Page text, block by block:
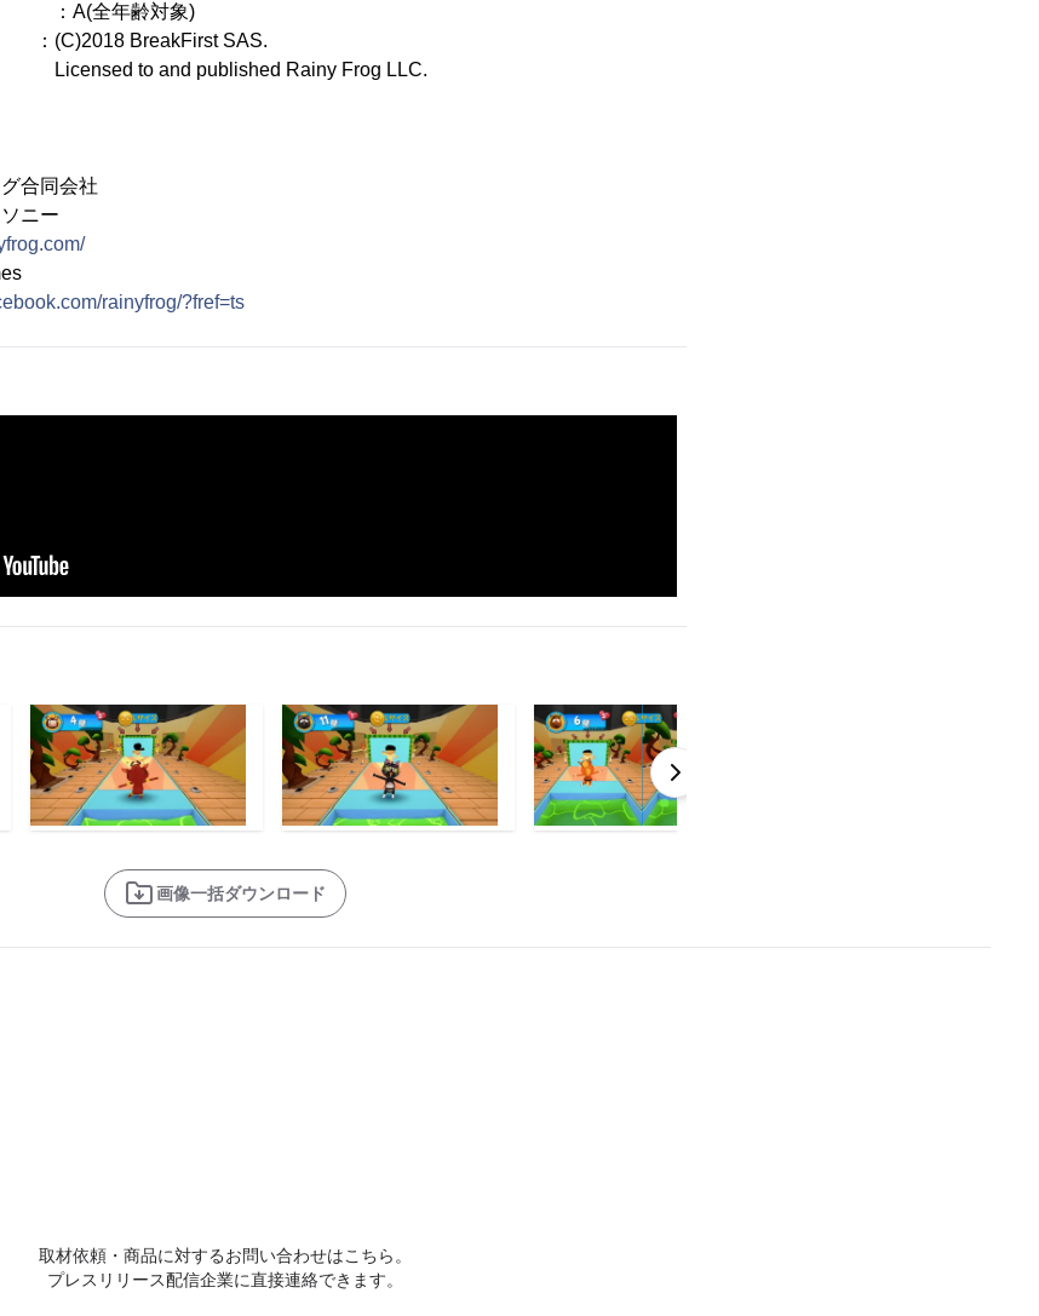
年齢対象)
BreakFirst SAS.
published Rainy Frog LLC.
合同会社
ニー
rainyfrog/?fref=ts
画像一括ダウンロード
取材依頼・商品に対するお問い合わせはこちら。
プレスリリース配信企業に直接連絡できます。